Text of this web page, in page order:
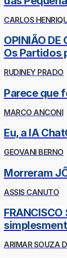
CARLOS
OPINIÃO DE
Os Partidos
RUDINEY PRADO
Parece que
MARCO ANCONI
Eu, a IA
GEOVANI BERNO
Morreram
ASSIS CANUTO
FRANCISCO
ARIMAR SOUZA